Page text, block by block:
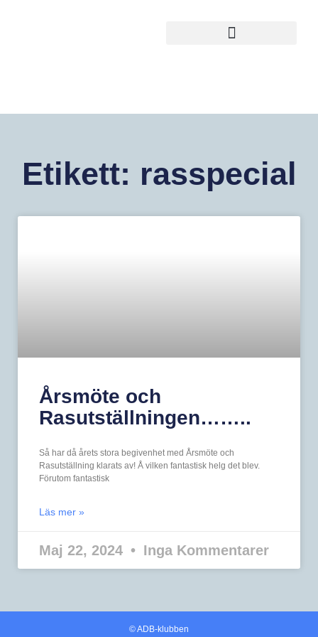
Etikett: rasspecial
Årsmöte och
Rasutställningen……..
Så har då årets stora begivenhet med Årsmöte och
Rasutställning klarats av! Å vilken fantastisk helg det blev.
Förutom fantastisk
Läs mer »
Maj 22, 2024 Inga Kommentarer
© ADB-klubben